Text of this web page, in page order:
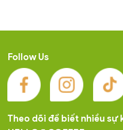
Follow Us
Theo dõi để biết nhiều sự